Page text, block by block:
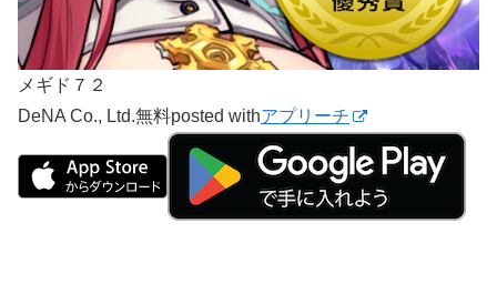
メギド７２
DeNA Co., Ltd.無料posted withアプリーチ